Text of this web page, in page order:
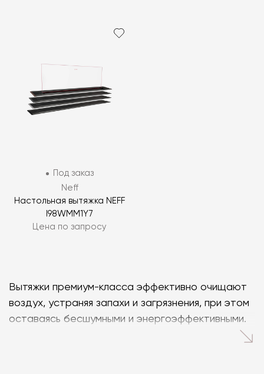
Под заказ
Neff
Настольная вытяжка NEFF
I98WMM1Y7
Цена по запросу
Вытяжки премиум-класса эффективно очищают
воздух, устраняя запахи и загрязнения, при этом
оставаясь бесшумными и энергоэффективными.